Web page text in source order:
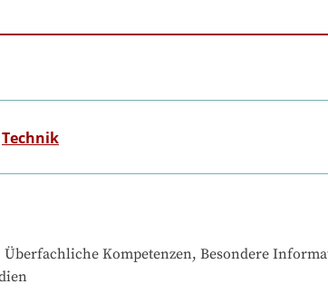
Technik
Überfachliche Kompetenzen, Besondere